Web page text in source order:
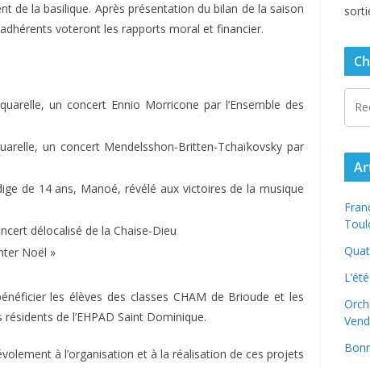
de la basilique. Après présentation du bilan de la saison
voteront les rapports moral et financier.
un concert Ennio Morricone par l’Ensemble des
un concert Mendelsshon-Britten-Tchaïkovsky par
de 14 ans, Manoé, révélé aux victoires de la musique
délocalisé de la Chaise-Dieu
Noël »
les élèves des classes CHAM de Brioude et les
de l’EHPAD Saint Dominique.
à l’organisation et à la réalisation de ces projets